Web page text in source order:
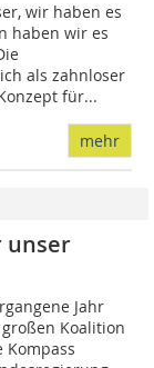
wir haben es
haben wir es
als zahnloser
für...
mehr
unser
Jahr
Koalition